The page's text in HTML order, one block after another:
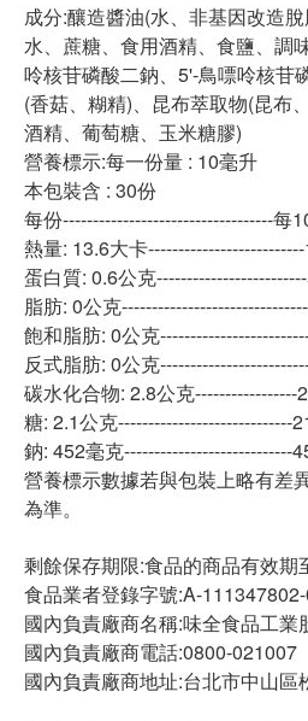
成分:釀造醬油(水、非基因改造脫
水、蔗糖、食用酒精、食鹽、調
呤核苷磷酸二鈉、5'-鳥嘌呤核苷
(香菇、糊精)、昆布萃取物(昆布
酒精、葡萄糖、玉米糖膠)
營養標示:每一份量 : 10毫升
本包裝含 : 30份
每份-----------------------------------每
熱量: 13.6大卡
蛋白質: 0.6公克
脂肪: 0公克
飽和脂肪: 0公克
反式脂肪: 0公克
碳水化合物: 2.8公克-----------------
糖: 2.1公克-----------------------------
鈉: 452毫克----------------------------
營養標示數據若與包裝上略有差
為準。
剩餘保存期限:食品的商品有效期
食品業者登錄字號:A-
國內負責廠商名稱:味全食品工業
國內負責廠商電話:0800-021007
國內負責廠商地址:台北市中山區